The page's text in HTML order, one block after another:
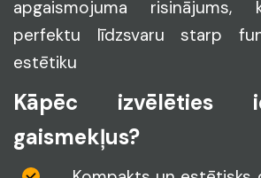
apgaismojuma risinājums,
perfektu līdzsvaru starp
estētiku
Kāpēc izvēlēties
gaismekļus?